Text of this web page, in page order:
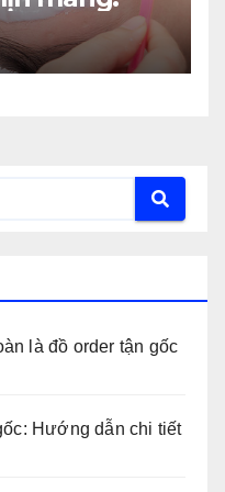
là đồ order tận gốc
Hướng dẫn chi tiết